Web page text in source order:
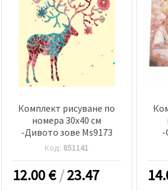
Комплект рисуване по
номера 30x40 см
-Дивото зове Ms9173
Код: 851141
12.00€/23.47
-